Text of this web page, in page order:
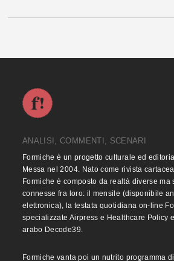
ANALISI, COMMENTI, SCENARI
Formiche è un progetto culturale ed
Messa nel 2004. Nato come rivista
Formiche è composto da realtà diverse ma
connesse fra loro: il mensile (disponibile
elettronica), la testata quotidiana on-line
specializzate Airpress e Healthcare Policy
arabo Decode39.
Formiche vanta poi un nutrito programma